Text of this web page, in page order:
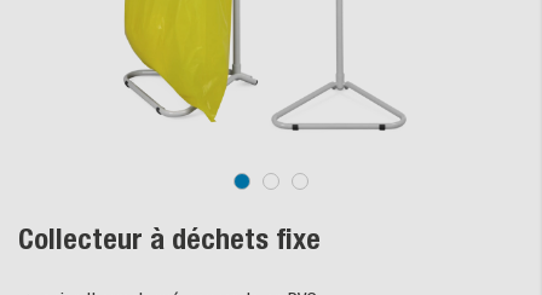
Collecteur à déchets fixe